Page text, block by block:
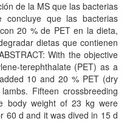
de la MS que las bacterias
que las bacterias
20 % de PET en la dieta,
dietas que contienen
With the objective
terephthalate (PET) as a
10 and 20 % PET (dry
Fifteen crossbreeding
body weight of 23 kg were
60 d and it was dived in 15 d